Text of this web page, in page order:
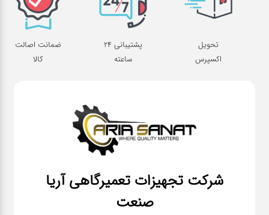
تحویل
اکسپرس
پشتیبانی 24
ساعته
ضمانت اصالت
کالا
شرکت تجهیزات تعمیرگاهی آریا
صنعت